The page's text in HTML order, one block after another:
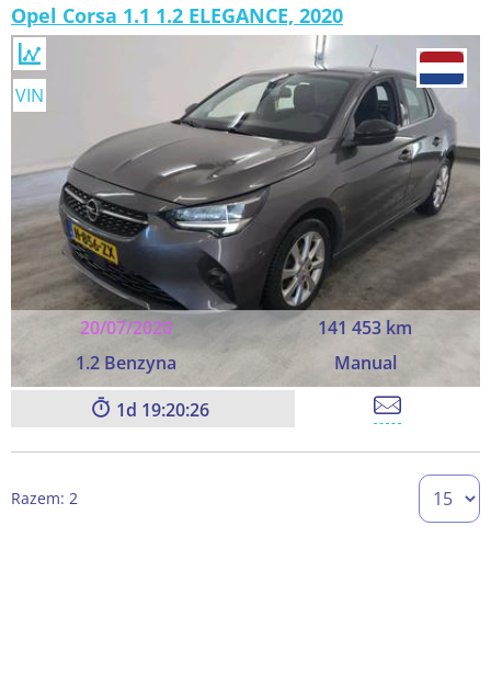
Opel Corsa 1.1 1.2 ELEGANCE, 2020
20/07/2020
141 453 km
1.2 Benzyna
Manual
VIN
1 19:20:26
Razem: 2